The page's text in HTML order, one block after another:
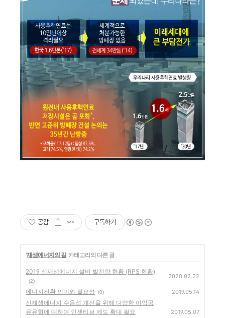
공감 구독하기
'재생에너지의 길' 카테고리의 다른 글
2019 신재생에너지 설비 발전량 현황 (RPS 현황)
(2)
2020.02.22
에너지전환 의미와 필요성 (0) 2019.05.14
신재생에너지 수용성 개선을 위해 다양한 이익공
유유형에 대하여 인센티브 제도 확대 필요
2019.05.07